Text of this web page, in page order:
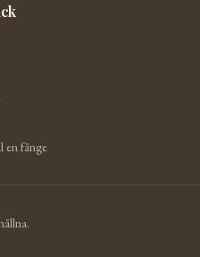
en fånge